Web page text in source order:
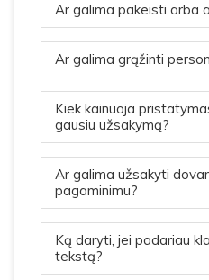
Ar galima pakeisti arba
Ar galima grąžinti
Kiek kainuoja
gausiu užsakymą?
Ar galima užsakyti
pagaminimu?
Ką daryti, jei padariau
tekstą?